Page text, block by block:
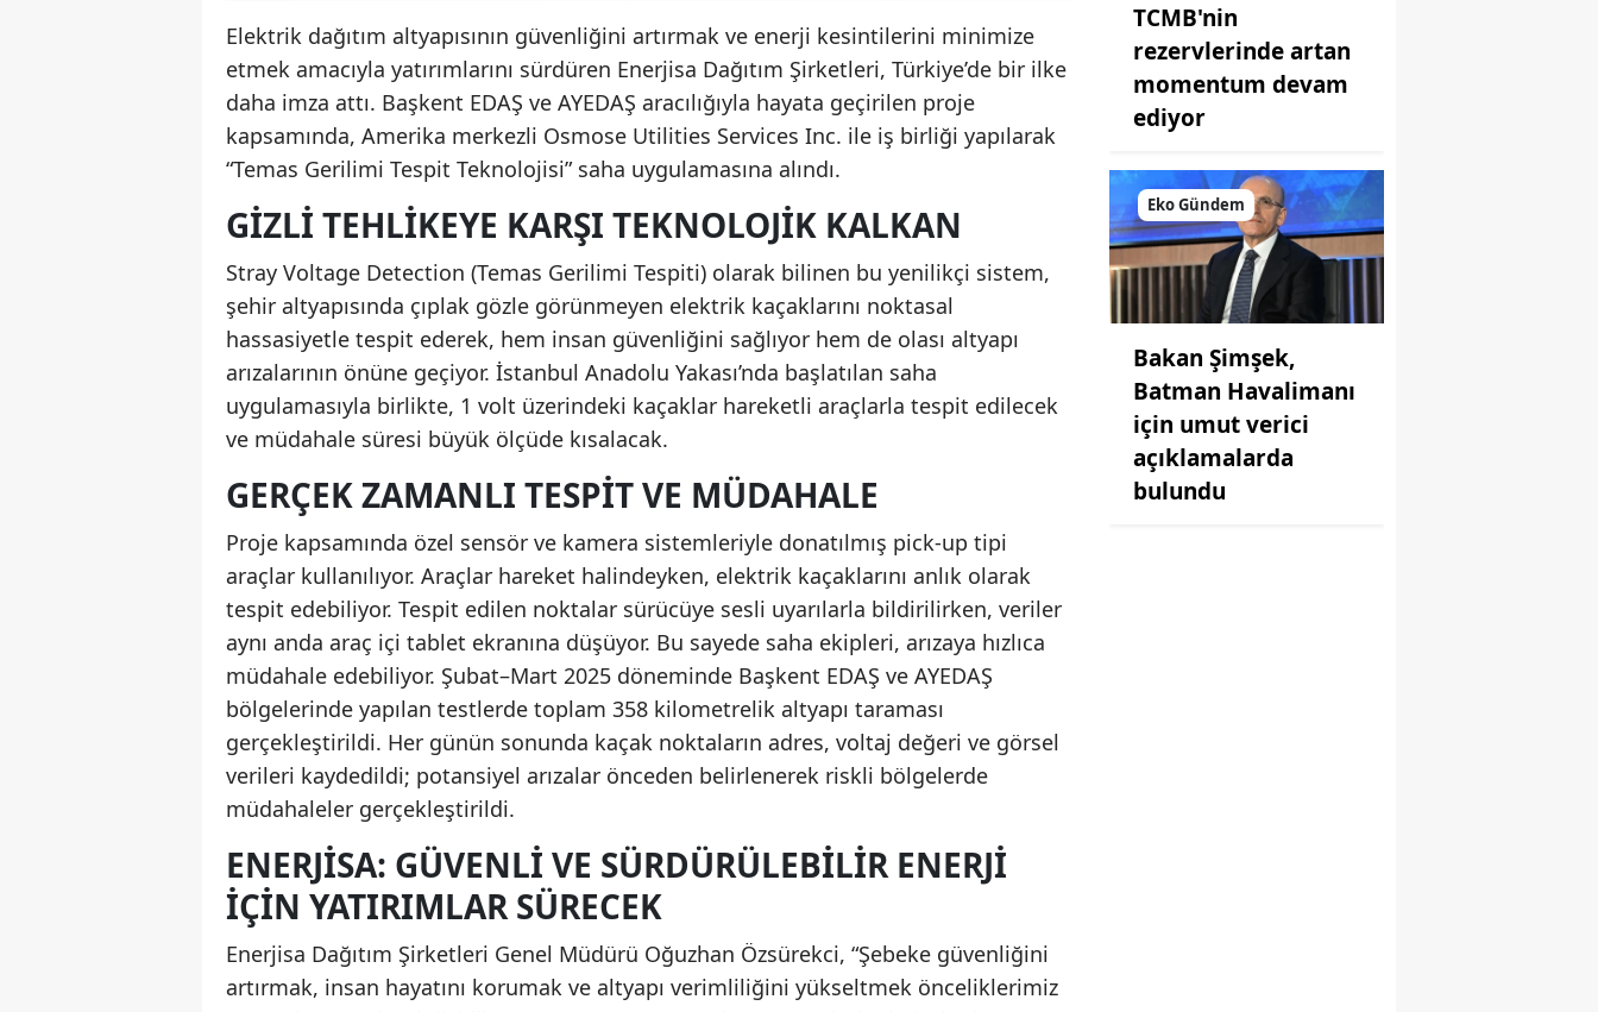
Elektrik dağıtım altyapısının güvenliğini artırmak ve enerji kesintilerini minimize
etmek amacıyla yatırımlarını sürdüren Enerjisa Dağıtım Şirketleri, Türkiye’de bir ilke
daha imza attı. Başkent EDAŞ ve AYEDAŞ aracılığıyla hayata geçirilen proje
kapsamında, Amerika merkezli Osmose Utilities Services Inc. ile iş birliği yapılarak
“Temas Gerilimi Tespit Teknolojisi” saha uygulamasına alındı.
GIZLI TEHLIKEYE KARŞI TEKNOLOJIK KALKAN
Stray Voltage Detection (Temas Gerilimi Tespiti) olarak bilinen bu yenilikçi sistem,
şehir altyapısında çıplak gözle görünmeyen elektrik kaçaklarını noktasal
hassasiyetle tespit ederek, hem insan güvenliğini sağlıyor hem de olası altyapı
arızalarının önüne geçiyor. İstanbul Anadolu Yakası’nda başlatılan saha
uygulamasıyla birlikte, 1 volt üzerindeki kaçaklar hareketli araçlarla tespit edilecek
ve müdahale süresi büyük ölçüde kısalacak.
GERÇEK ZAMANLI TESPIT VE MÜDAHALE
Proje kapsamında özel sensör ve kamera sistemleriyle donatılmış pick-up tipi
araçlar kullanılıyor. Araçlar hareket halindeyken, elektrik kaçaklarını anlık olarak
tespit edebiliyor. Tespit edilen noktalar sürücüye sesli uyarılarla bildirilirken, veriler
aynı anda araç içi tablet ekranına düşüyor. Bu sayede saha ekipleri, arızaya hızlıca
müdahale edebiliyor. Şubat–Mart 2025 döneminde Başkent EDAŞ ve AYEDAŞ
bölgelerinde yapılan testlerde toplam 358 kilometrelik altyapı taraması
gerçekleştirildi. Her günün sonunda kaçak noktaların adres, voltaj değeri ve görsel
verileri kaydedildi; potansiyel arızalar önceden belirlenerek riskli bölgelerde
müdahaleler gerçekleştirildi.
ENERJISA: GÜVENLI VE SÜRDÜRÜLEBILIR ENERJI
İÇIN YATIRIMLAR SÜRECEK
Enerjisa Dağıtım Şirketleri Genel Müdürü Oğuzhan Özsürekci, “Şebeke güvenliğini
artırmak, insan hayatını korumak ve altyapı verimliliğini yükseltmek önceliklerimiz
TCMB'nin
rezervlerinde artan
momentum devam
ediyor
Eko Gündem
Bakan Şimşek,
Batman Havalimanı
için umut verici
açıklamalarda
bulundu